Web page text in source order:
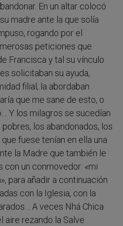
En un altar colocó
madre ante la que solía
rogando por el
peticiones que
Francisca y tal su vínculo
solicitaban su ayuda,
filial, la abordaban
que me sane de esto, o
Y los milagros se sucedían
los abandonados, los
fuese tenían en ella una
la Madre que también le
con un conmovedor: «mi
para añadir a continuación
con la Iglesia, con la
A veces Nhá Chica
aire rezando la Salve